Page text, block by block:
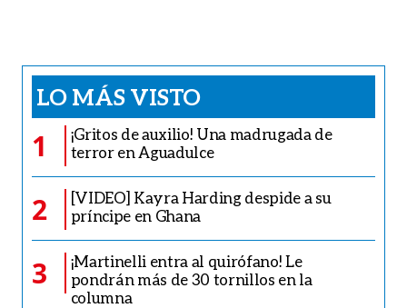
LO MÁS VISTO
1
¡Gritos de auxilio! Una madrugada de
terror en Aguadulce
2
[VIDEO] Kayra Harding despide a su
príncipe en Ghana
3
¡Martinelli entra al quirófano! Le
pondrán más de 30 tornillos en la
columna